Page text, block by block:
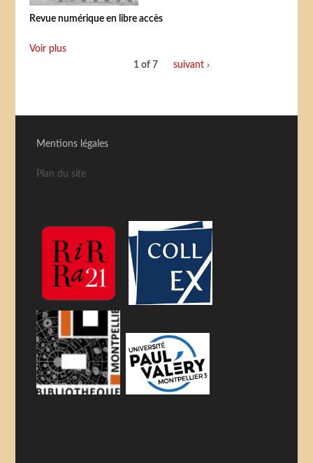
Revue numérique en libre accès
Voir plus
1 of 7
suivant ›
Mentions légales
Plan du site